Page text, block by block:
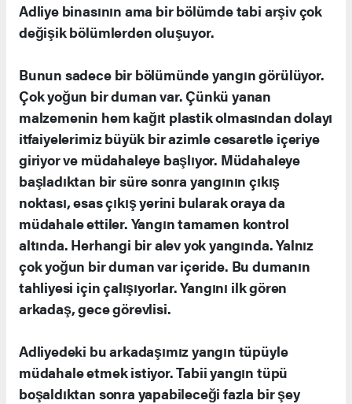
Adliye binasının ama bir bölümde tabi arşiv çok
değişik bölümlerden oluşuyor.
Bunun sadece bir bölümünde yangın görülüyor.
Çok yoğun bir duman var. Çünkü yanan
malzemenin hem kağıt plastik olmasından dolayı
itfaiyelerimiz büyük bir azimle cesaretle içeriye
giriyor ve müdahaleye başlıyor. Müdahaleye
başladıktan bir süre sonra yangının çıkış
noktası, esas çıkış yerini bularak oraya da
müdahale ettiler. Yangın tamamen kontrol
altında. Herhangi bir alev yok yangında. Yalnız
çok yoğun bir duman var içeride. Bu dumanın
tahliyesi için çalışıyorlar. Yangını ilk gören
arkadaş, gece görevlisi.
Adliyedeki bu arkadaşımız yangın tüpüyle
müdahale etmek istiyor. Tabii yangın tüpü
boşaldıktan sonra yapabileceği fazla bir şey